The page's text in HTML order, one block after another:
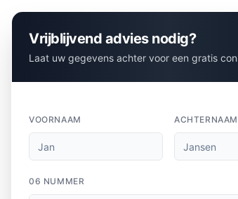
Vrijblijvend advies nodig?
Laat uw gegevens achter voor een gratis
VOORNAAM ACHTERNAAM
06 NUMMER